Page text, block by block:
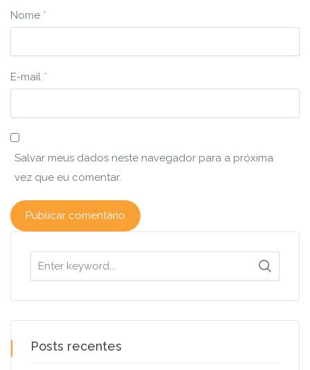
Nome *
E-mail *
Salvar meus dados neste navegador para a próxima
vez que eu comentar.
Search
for:
Posts recentes